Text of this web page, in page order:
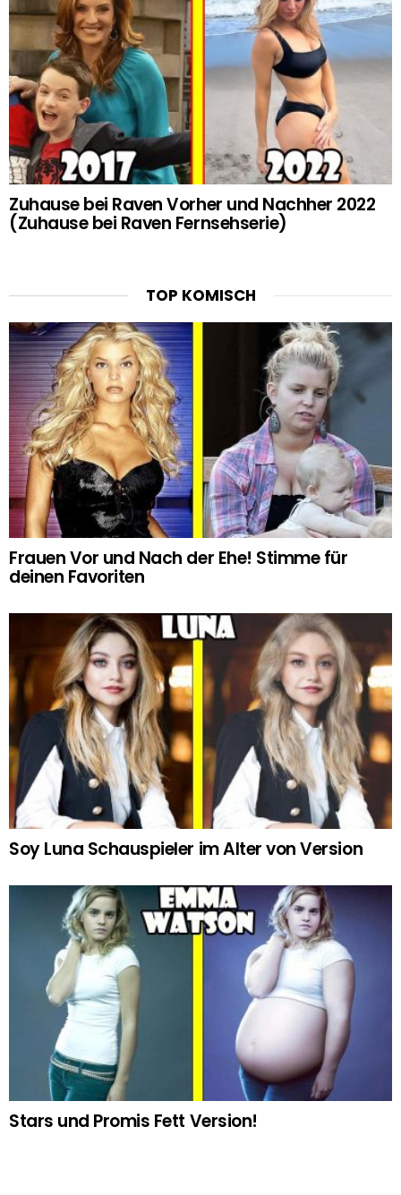
Zuhause bei Raven Vorher und Nachher 2022
(Zuhause bei Raven Fernsehserie)
TOP KOMISCH
Frauen Vor und Nach der Ehe! Stimme für
deinen Favoriten
Soy Luna Schauspieler im Alter von Version
Stars und Promis Fett Version!